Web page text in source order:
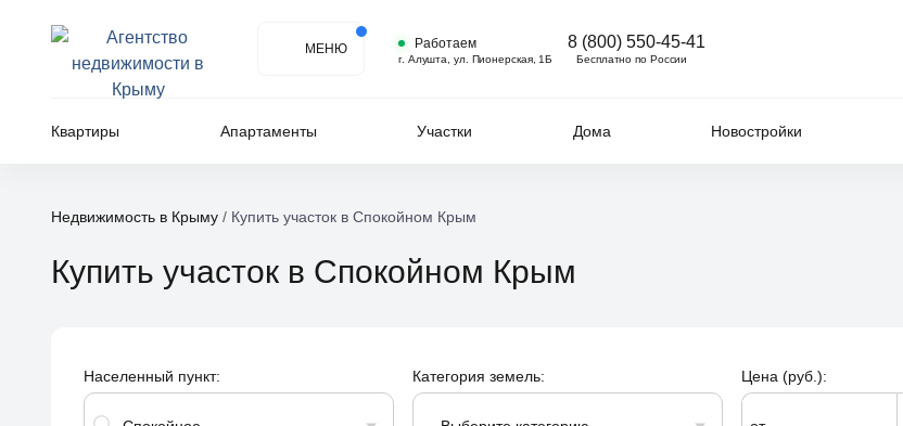
МЕНЮ Работаем
г. Алушта, ул. Пионерская, 1Б
8 (800) 550-45-41
Бесплатно по России
Квартиры Апартаменты Участки Дома Новостройки
Недвижимость в Крыму / Купить участок в Спокойном Крым
Купить участок в Спокойном Крым
Населенный пункт: Категория земель: Цена (руб.):